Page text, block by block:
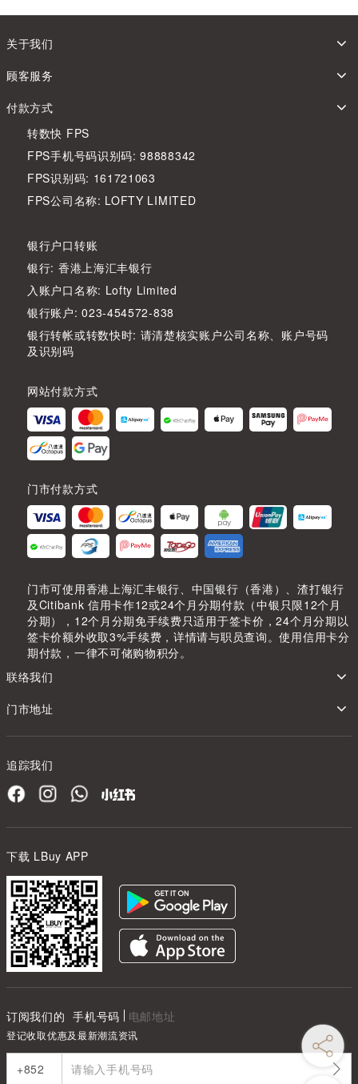
关于我们
顾客服务
付款方式
转数快 FPS
FPS手机号码识别码: 98888342
FPS识别码: 161721063
FPS公司名称: LOFTY LIMITED
银行户口转账
银行: 香港上海汇丰银行
入账户口名称: Lofty Limited
银行账户: 023-454572-838
银行转帐或转数快时: 请清楚核实账户公司名称、账户号码
及识别码
网站付款方式
门市付款方式
门市可使用香港上海汇丰银行、中国银行（香港）、渣打银行
及Citibank 信用卡作12或24个月分期付款（中银只限12个月
分期），12个月分期免手续费只适用于签卡价，24个月分期以
签卡价额外收取3%手续费，详情请与职员查询。使用信用卡分
期付款，一律不可储购物积分。
联络我们
门市地址
追踪我们
下载 LBuy APP
订阅我们的 手机号码 电邮地址
登记收取优惠及最新潮流资讯